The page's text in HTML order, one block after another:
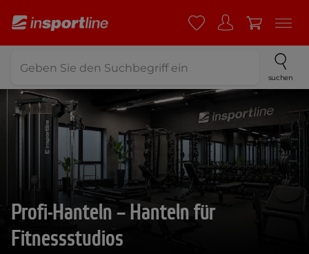
suchen
Profi-Hanteln – Hanteln für
Fitnessstudios